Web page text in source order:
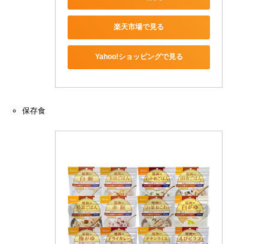
楽天市場で見る
Yahoo!ショッピングで見る
保存食